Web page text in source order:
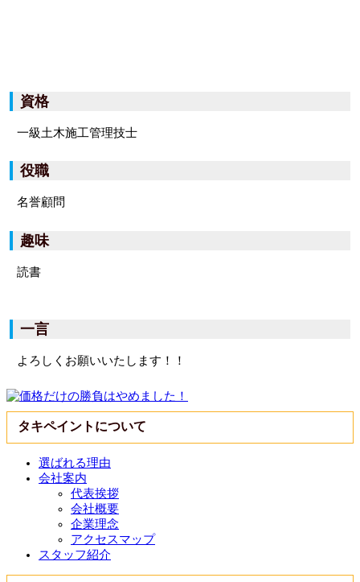
資格
一級土木施工管理技士
役職
名誉顧問
趣味
読書
一言
よろしくお願いいたします！！
タキペイントについて
選ばれる理由
会社案内
代表挨拶
会社概要
企業理念
アクセスマップ
スタッフ紹介